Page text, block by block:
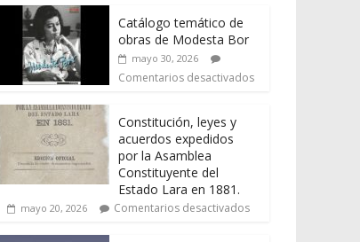
Catálogo temático de
obras de Modesta Bor
mayo 30, 2026
Comentarios desactivados
Constitución, leyes y
acuerdos expedidos
por la Asamblea
Constituyente del
Estado Lara en 1881.
mayo 20, 2026 Comentarios desactivados